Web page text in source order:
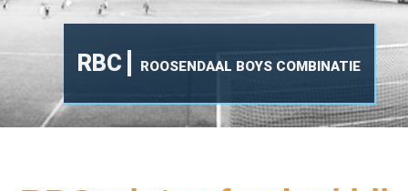
RBC ROOSENDAAL BOYS COMBINATIE